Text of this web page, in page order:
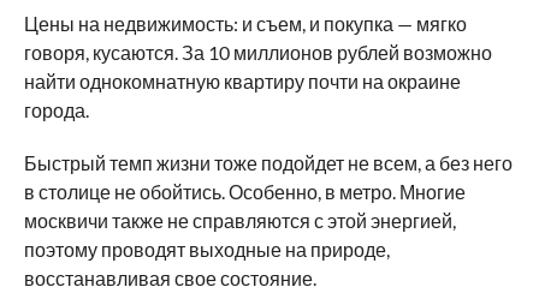
Цены на недвижимость: и съем, и покупка — мягко
говоря, кусаются. За 10 миллионов рублей возможно
найти однокомнатную квартиру почти на окраине
города.
Быстрый темп жизни тоже подойдет не всем, а без него
в столице не обойтись. Особенно, в метро. Многие
москвичи также не справляются с этой энергией,
поэтому проводят выходные на природе,
восстанавливая свое состояние.